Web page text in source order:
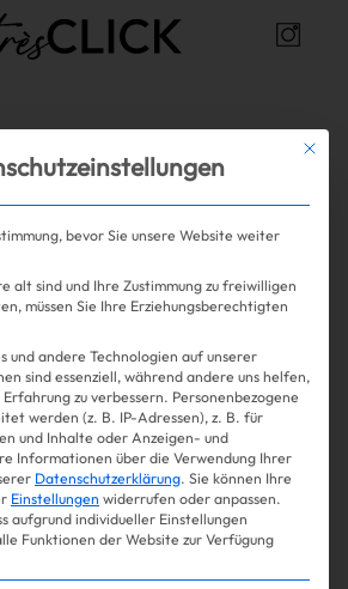
zum Thema
| 01.08.2024
Habe ich
lang gehabt
Mit
bevor Sie unsere Website weiter
alt sind und Ihre Zustimmung zu freiwilligen
müssen Sie Ihre Erziehungsberechtigten
und andere Technologien auf unserer
sind essenziell, während andere uns helfen,
zu verbessern. Personenbezogene
werden (z. B. IP-Adressen), z. B. für
und Inhalte oder Anzeigen- und
Informationen über die Verwendung Ihrer
Datenschutzerklärung. Sie können Ihre
Einstellungen widerrufen oder anpassen.
aufgrund individueller Einstellungen
Funktionen der Website zur Verfügung